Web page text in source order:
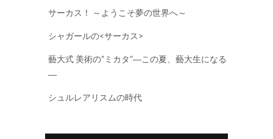
サーカス！ ～ようこそ夢の世界へ～
シャガールの<サーカス>
藝大式 美術の”ミカタ”―この夏、藝大生になる
―
シュルレアリスムの時代